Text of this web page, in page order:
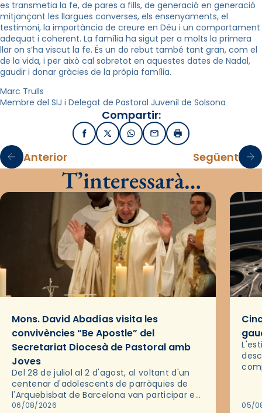
es transmetia la fe, de pares a fills, de generació en generació
mitjançant les llargues converses, els ensenyaments, el
testimoni, la importància de creure en Déu i un comportament
adequat i coherent. La família ha sigut per a molts la primera
llar on s’ha viscut la fe. És un do rebut també tant gran, com el
de la vida, i per això cal sobretot en aquestes dates de Nadal,
gaudir i donar gràcies de la pròpia família.
Marc Trulls
Membre del SIJ i Delegat de Pastoral Juvenil de Solsona
Compartir:
FacebookX / TwitterWhatsApp
EmailImprimir
Anterior Següent
T’interessarà…
Mons. David Abadías visita les
convivències “Be Apostle” del
Secretariat Diocesà de Pastoral amb
Joves
Del 28 de juliol al 2 d'agost, al voltant d'un
centenar d'adolescents de parròquies de
l'Arquebisbat de Barcelona van participar en
les convivències Be Apostle, organitzades
06/08/2026 05/